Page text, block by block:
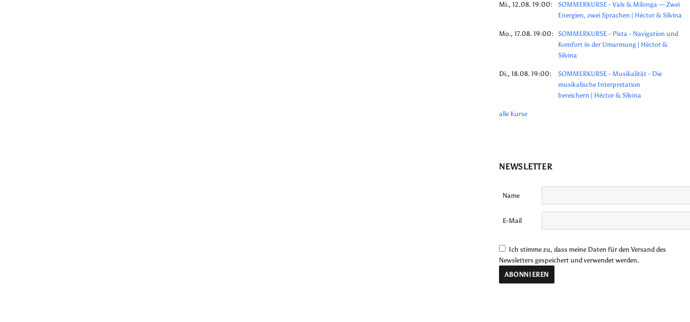
Mi., 12.08. 19:00:
SOMMERKURSE - Vals & Milonga — Zwei
Energien, zwei Sprachen | Héctor & Silvina
Mo., 17.08. 19:00: SOMMERKURSE - Pista - Navigation und
Komfort in der Umarmung | Héctor &
Silvina
Di., 18.08. 19:00:
SOMMERKURSE - Musikalität - Die
musikalische Interpretation
bereichern | Héctor & Silvina
alle Kurse
NEWSLETTER
Name
E-Mail
Ich stimme zu, dass meine Daten für den Versand des
Newsletters gespeichert und verwendet werden.